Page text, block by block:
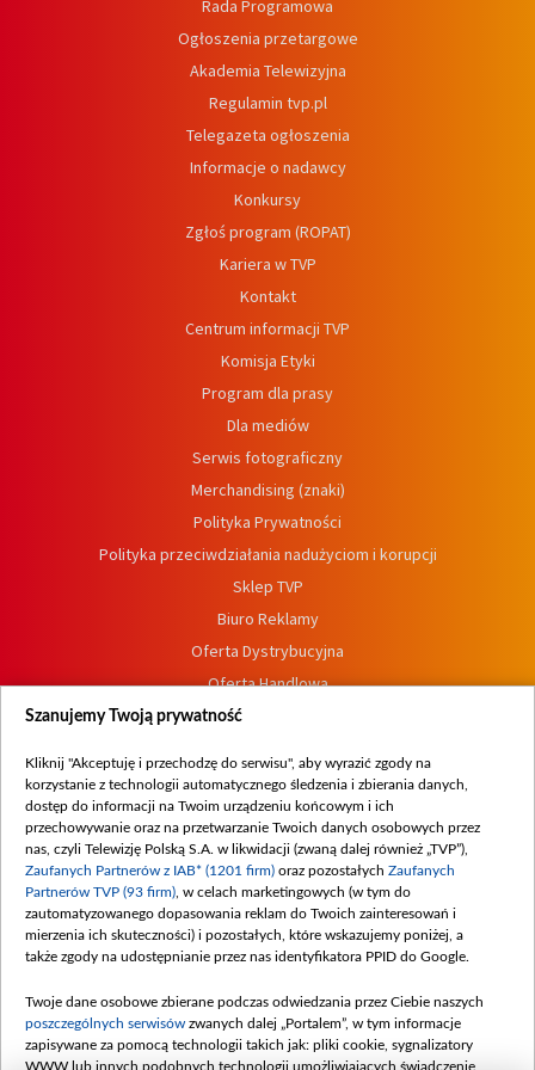
Rada Programowa
Ogłoszenia przetargowe
Akademia Telewizyjna
Regulamin tvp.pl
Telegazeta ogłoszenia
Informacje o nadawcy
Konkursy
Zgłoś program (ROPAT)
Kariera w TVP
Kontakt
Centrum informacji TVP
Komisja Etyki
Program dla prasy
Dla mediów
Serwis fotograficzny
Merchandising (znaki)
Polityka Prywatności
Polityka przeciwdziałania nadużyciom i korupcji
Sklep TVP
Biuro Reklamy
Oferta Dystrybucyjna
Oferta Handlowa
Dostępność
Procedura zgłoszeń wewnętrznych
Szanujemy Twoją prywatność
Kliknij "Akceptuję i przechodzę do serwisu", aby wyrazić zgody na
korzystanie z technologii automatycznego śledzenia i zbierania danych,
dostęp do informacji na Twoim urządzeniu końcowym i ich
przechowywanie oraz na przetwarzanie Twoich danych osobowych przez
nas, czyli Telewizję Polską S.A. w likwidacji (zwaną dalej również „TVP”),
Zaufanych Partnerów z IAB* (1201 firm) oraz pozostałych Zaufanych
Partnerów TVP (93 firm) , w celach marketingowych (w tym do
zautomatyzowanego dopasowania reklam do Twoich zainteresowań i
mierzenia ich skuteczności) i pozostałych, które wskazujemy poniżej, a
także zgody na udostępnianie przez nas identyfikatora PPID do Google.
Twoje dane osobowe zbierane podczas odwiedzania przez Ciebie naszych
poszczególnych serwisów zwanych dalej „Portalem”, w tym informacje
zapisywane za pomocą technologii takich jak: pliki cookie, sygnalizatory
WWW lub innych podobnych technologii umożliwiających świadczenie